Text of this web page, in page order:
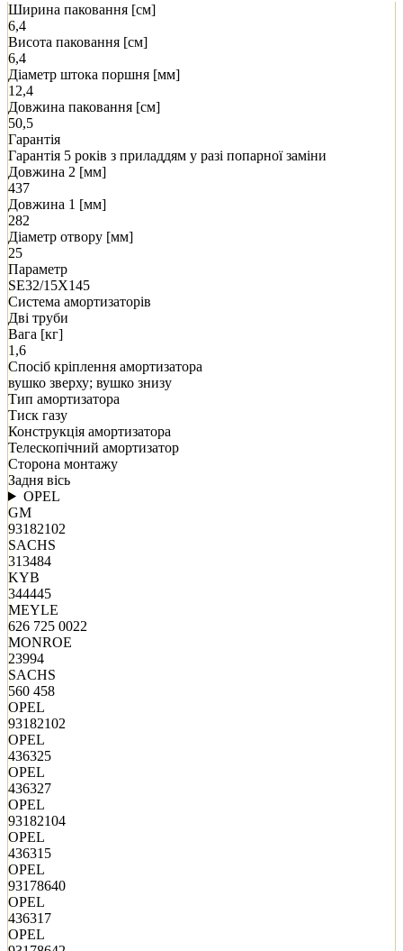
Ширина паковання [см]
6,4
Висота паковання [см]
6,4
Діаметр штока поршня [мм]
12,4
Довжина паковання [см]
50,5
Гарантія
Гарантія 5 років з приладдям у разі попарної заміни
Довжина 2 [мм]
437
Довжина 1 [мм]
282
Діаметр отвору [мм]
25
Параметр
SE32/15X145
Система амортизаторів
Дві труби
Вага [кг]
1,6
Спосіб кріплення амортизатора
вушко зверху; вушко знизу
Тип амортизатора
Тиск газу
Конструкція амортизатора
Телескопічний амортизатор
Сторона монтажу
Задня вісь
OPEL
GM
93182102
SACHS
313484
KYB
344445
MEYLE
626 725 0022
MONROE
23994
SACHS
560 458
OPEL
93182102
OPEL
436325
OPEL
436327
OPEL
93182104
OPEL
436315
OPEL
93178640
OPEL
436317
OPEL